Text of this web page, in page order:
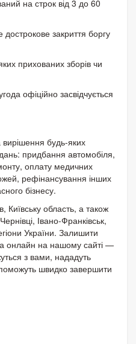
на строк від 3 до 60
закриття боргу
прихованих зборів чи
офіційно засвідчується
будь-яких
придбання автомобіля,
оплату медичних
рефінансування інших
бізнесу.
Київську область, а також
Івано-Франківськ,
України. Залишити
онлайн на нашому сайті —
з вами, нададуть
швидко завершити